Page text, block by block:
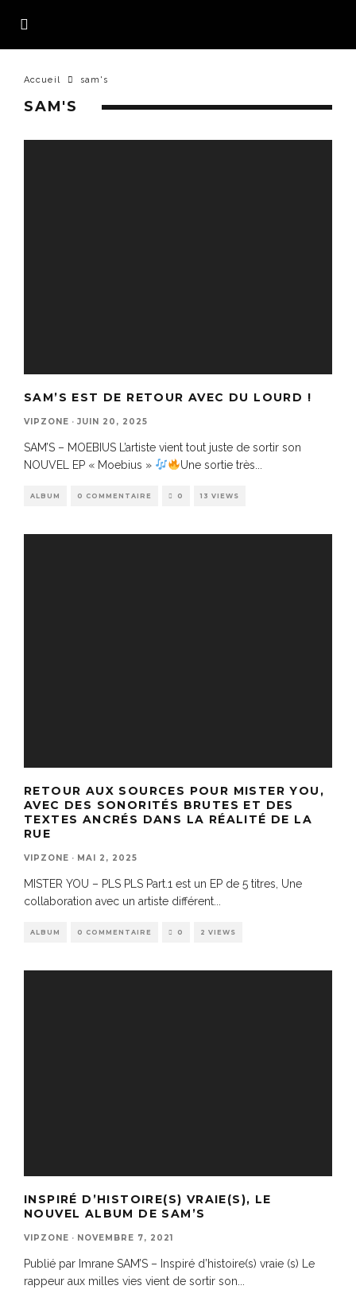
Accueil sam's
SAM'S
SAM’S EST DE RETOUR AVEC DU LOURD !
VIPZONE · JUIN 20, 2025
SAM’S – MOEBIUS L’artiste vient tout juste de sortir son
NOUVEL EP « Moebius »
Une sortie très
ALBUM 0 COMMENTAIRE 0 13 VIEWS
RETOUR AUX SOURCES POUR MISTER YOU,
AVEC DES SONORITÉS BRUTES ET DES
TEXTES ANCRÉS DANS LA RÉALITÉ DE LA
RUE
VIPZONE · MAI 2, 2025
MISTER YOU – PLS PLS Part.1 est un EP de 5 titres, Une
collaboration avec un artiste différent...
ALBUM 0 COMMENTAIRE 0 2 VIEWS
INSPIRÉ D’HISTOIRE(S) VRAIE(S), LE
NOUVEL ALBUM DE SAM’S
VIPZONE · NOVEMBRE 7, 2021
Publié par Imrane SAM’S – Inspiré d’histoire(s) vraie (s) Le
rappeur aux milles vies vient de sortir son